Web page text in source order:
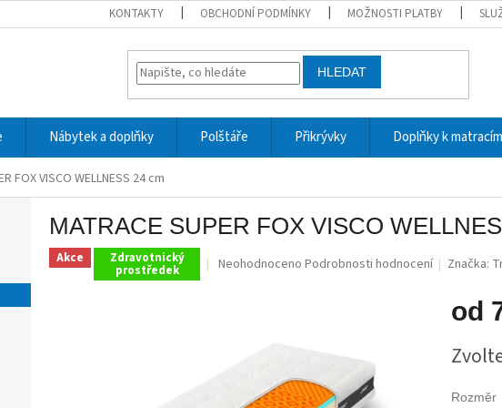
KONTAKTY OBCHODNÍ PODMÍNKY MOŽNOSTI PLATBY
HLEDAT
Nábytek a doplňky Polštáře Přikrývky Doplňky k matracím
FOX VISCO WELLNESS 24 cm
MATRACE SUPER FOX VISCO
Akce Zdravotnický
prostředek
Průměrné
hvězdiček.
Neohodnoceno Podrobnosti hodnocení Značka:
od
cena:
Rozměr